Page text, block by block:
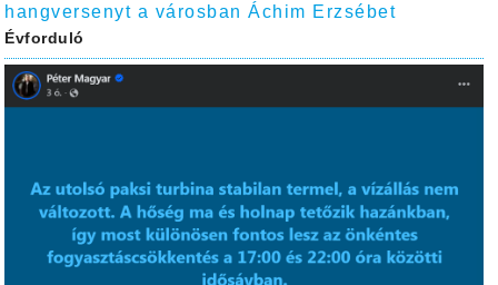
hangversenyt a városban Áchim Erzsébet
Évforduló